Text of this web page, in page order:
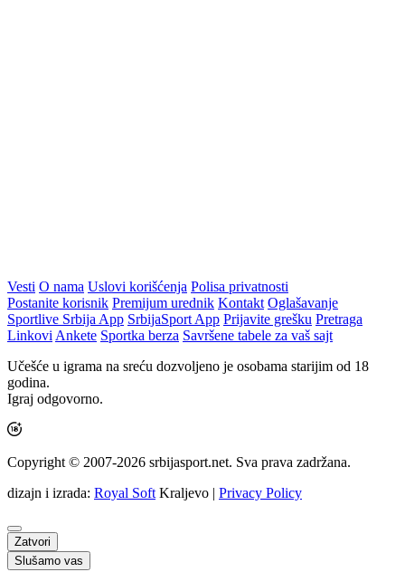
Vesti O nama Uslovi korišćenja Polisa privatnosti
Postanite korisnik Premijum urednik Kontakt Oglašavanje
Sportlive Srbija App SrbijaSport App Prijavite grešku Pretraga
Linkovi Ankete Sportka berza Savršene tabele za vaš sajt
Učešće u igrama na sreću dozvoljeno je osobama starijim od 18
godina.
Igraj odgovorno.
Copyright © 2007-2026 srbijasport.net. Sva prava zadržana.
dizajn i izrada: Royal Soft Kraljevo | Privacy Policy
Zatvori
Slušamo vas